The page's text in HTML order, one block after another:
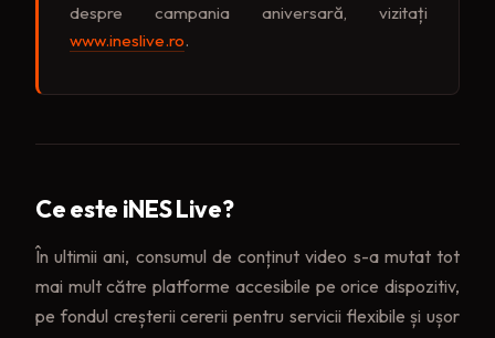
despre campania aniversară, vizitați
www.ineslive.ro.
Ce este iNES Live?
În ultimii ani, consumul de conținut video s-a mutat tot
mai mult către platforme accesibile pe orice dispozitiv,
pe fondul creșterii cererii pentru servicii flexibile și ușor